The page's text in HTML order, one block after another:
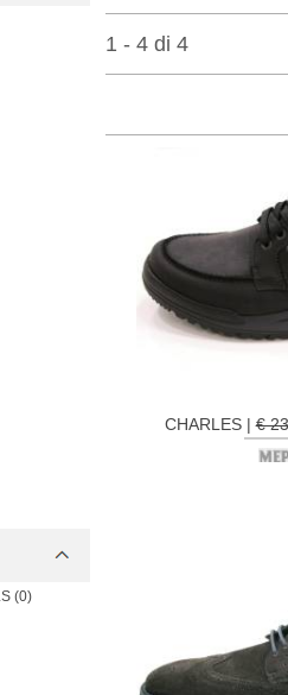
(0)
1 - 4 di 4
CHARLES |€